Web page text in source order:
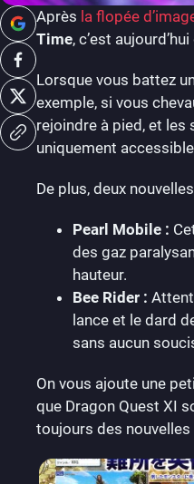
Après la flopée
Time, c’est
Lorsque vous battez
exemple, si vous
rejoindre à pied, et
uniquement
De plus, deux
Pearl Mobile :
des gaz
hauteur.
Bee Rider :
lance et le dard
sans aucun
On vous ajoute une
que Dragon Quest XI
toujours des